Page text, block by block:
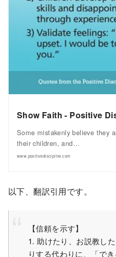
Show Faith - Positive
Some mistakenly believe they
their children, and…
www.positivediscipline.com
以下、翻訳引用です。
【信頼を示す】
1. 助けたり、お説教し
りする代わりに、「で